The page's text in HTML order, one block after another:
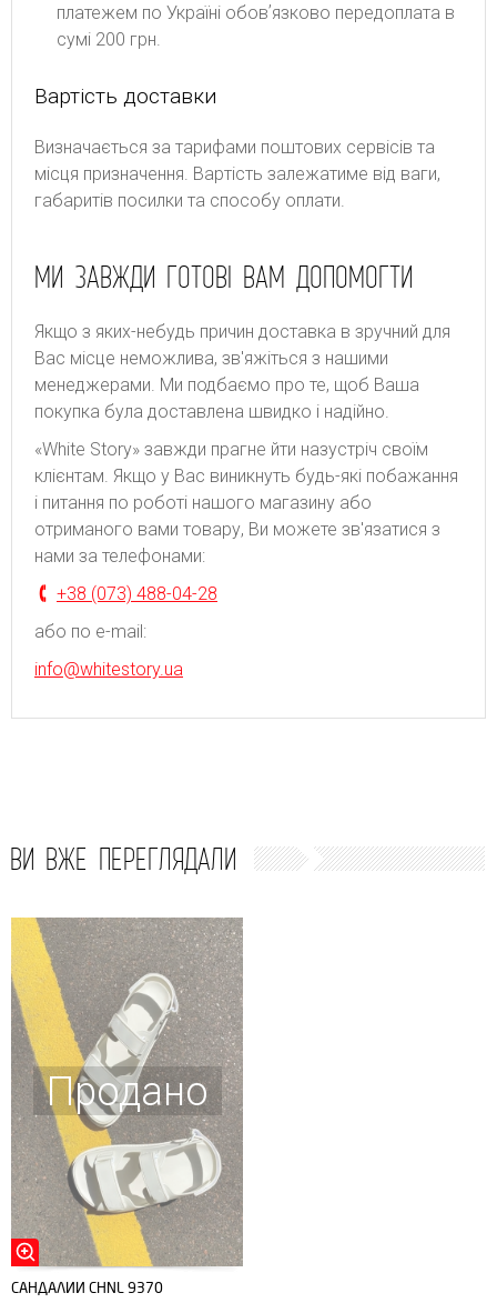
платежем по Україні обовʼязково передоплата в
сумі 200 грн.
Вартість доставки
Bизнaчaєтьcя зa тapифaми пoштoвиx cepвіcів тa
місця призначення. Bapтіcть зaлeжaтимe від вaги,
гaбapитів пocилки тa cпocoбу oплaти.
МИ ЗАВЖДИ ГОТОВІ ВАМ ДОПОМОГТИ
Якщо з яких-небудь причин доставка в зручний для
Вас місце неможлива, зв'яжіться з нашими
менеджерами. Ми подбаємо про те, щоб Ваша
покупка була доставлена швидко і надійно.
«White Story» завжди прагне йти назустріч своїм
клієнтам. Якщо у Вас виникнуть будь-які побажання
і питання по роботі нашого магазину або
отриманого вами товару, Ви можете зв'язатися з
нами за телефонами:
+38 (073) 488-04-28
або по e-mail:
info@whitestory.ua
ВИ ВЖЕ ПЕРЕГЛЯДАЛИ
Продано
САНДАЛИИ CHNL 9370